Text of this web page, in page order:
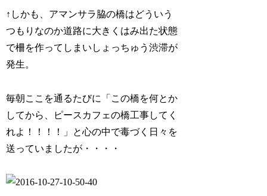
↑しかも、アマンサラ脇の橋はどういう
つもりなのか道路に大きくはみ出た状態
で柵を作ってしまいしょっちゅう渋滞が
発生。
毎朝ここを通るたびに「この橋を何とか
してから、ピースカフェの橋工事してく
れよ！！！！」と心の中で毒づく日々を
送っていましたが・・・・